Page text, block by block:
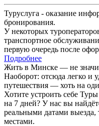
Туруслуга - оказание
бронирования.
У некоторых
транспортное
первую очередь после
Подробнее
Жить в Минске — не
Наоборот: отсюда легко и
путешествия — хоть на
Хотите устроить себе
на 7 дней? У нас вы
реальными датами
местами.